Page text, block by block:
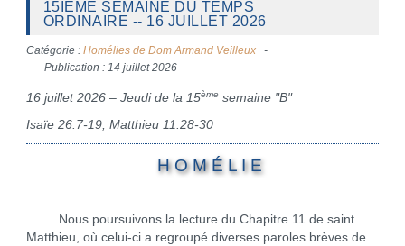
15IÈME SEMAINE DU TEMPS
ORDINAIRE -- 16 JUILLET 2026
Catégorie : Homélies de Dom Armand Veilleux
Publication : 14 juillet 2026
16 juillet 2026 – Jeudi de la 15ème semaine "B"
Isaïe 26:7-19; Matthieu 11:28-30
H O M É L I E
Nous poursuivons la lecture du Chapitre 11 de saint
Matthieu, où celui-ci a regroupé diverses paroles brèves de